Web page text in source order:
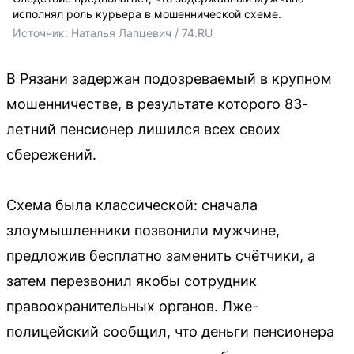
исполнял роль курьера в мошеннической схеме.
Источник: Наталья Лапцевич / 74.RU
В Рязани задержан подозреваемый в крупном
мошенничестве, в результате которого 83-
летний пенсионер лишился всех своих
сбережений.
Схема была классической: сначала
злоумышленники позвонили мужчине,
предложив бесплатно заменить счётчики, а
затем перезвонил якобы сотрудник
правоохранительных органов. Лже-
полицейский сообщил, что деньги пенсионера